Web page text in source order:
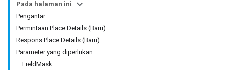
Pada halaman ini
Pengantar
Permintaan Place Details (Baru)
Respons Place Details (Baru)
Parameter yang diperlukan
FieldMask